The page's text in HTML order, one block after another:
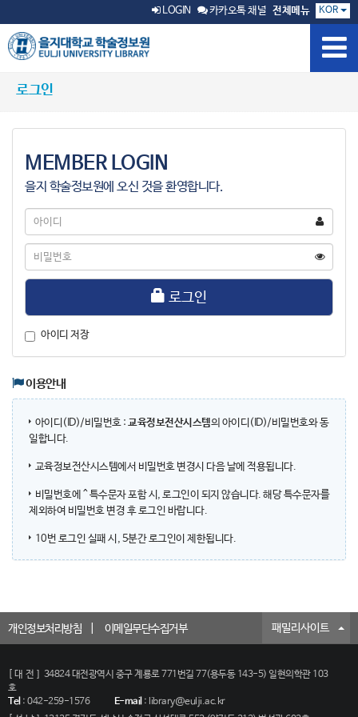
LOGIN 카카오톡 채널 전체메뉴 KOR
로그인
MEMBER LOGIN
을지 학술정보원에 오신 것을 환영합니다.
아
디
비
번
로그인
아이디 저장
이용안내
아이디(ID)/비밀번호 : 교육정보전산시스템의 아이디(ID)/비밀번호와 동
일합니다.
교육정보전산시스템에서 비밀번호 변경시 다음 날에 적용됩니다.
비밀번호에 ^ 특수문자 포함 시, 로그인이 되지 않습니다. 해당 특수문자를
제외하여 비밀번호 변경 후 로그인 바랍니다.
10번 로그인 실패 시, 5분간 로그인이 제한됩니다.
개인정보처리방침 이메일무단수집거부 패밀리사이트
[대전]
34824 대전광역시 중구 계룡로 771번길 77(용두동 143-5) 일현의학관 103
호
Tel: 042-259-1576 E-mail: library@eulji.ac.kr